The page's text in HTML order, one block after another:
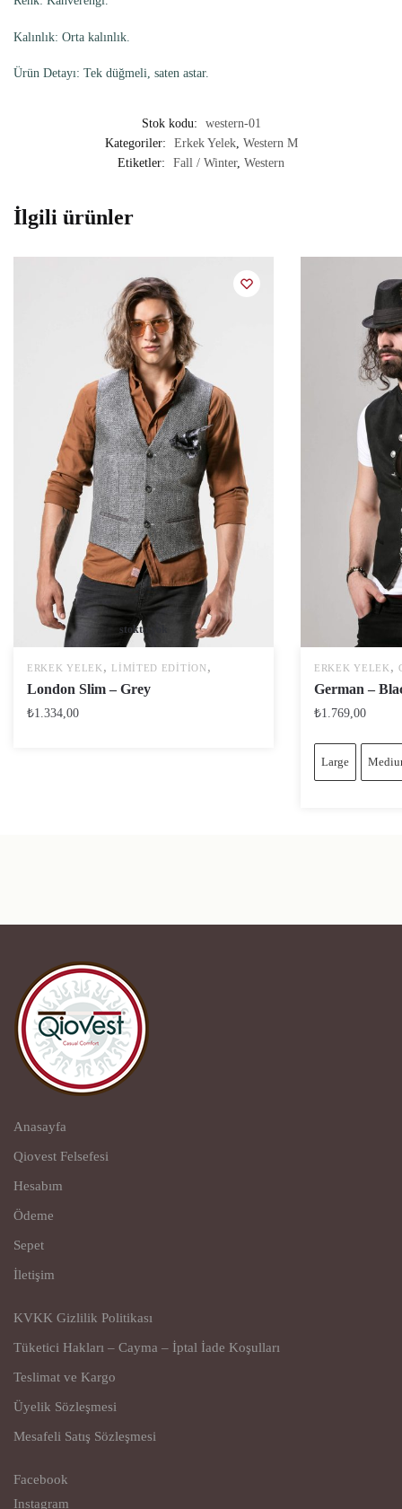
Kalınlık: Orta kalınlık.
Ürün Detayı: Tek düğmeli, saten astar.
Stok kodu:
western-01
Kategoriler:
Erkek Yelek, Western M
Etiketler:
Fall / Winter, Western
İlgili ürünler
stokta yok
ERKEK YELEK , LIMITED EDITION ,
London Slim – Grey
₺1.334,00
ERKEK YELEK ,
German –
₺1.769,00
Large
Anasayfa
Qiovest Felsefesi
Hesabım
Ödeme
Sepet
İletişim
KVKK Gizlilik Politikası
Tüketici Hakları – Cayma – İptal İade Koşulları
Teslimat ve Kargo
Üyelik Sözleşmesi
Mesafeli Satış Sözleşmesi
Facebook
Instagram